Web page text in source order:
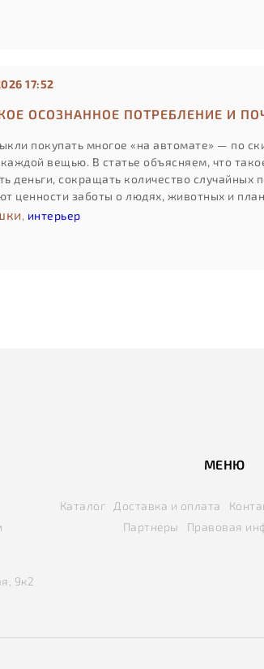
17:52
ОСОЗНАННОЕ ПОТРЕБЛЕНИЕ И
покупать многое «на автомате» — по
каждой вещью. В статье объясняем, что
деньги, сокращать количество
ценности заботы о людях, животных и
, интерьер
9к2
МЕНЮ
Каталог Доставка и оплата
Партнеры
Правовая